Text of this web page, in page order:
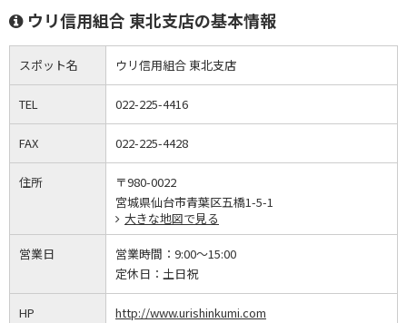
ウリ信用組合 東北支店の基本情報
スポット名 ウリ信用組合 東北支店
TEL 022-225-4416
FAX 022-225-4428
住所
〒980-0022
宮城県仙台市青葉区五橋1-5-1
大きな地図で見る
営業日 営業時間： 9:00～15:00
定休日： 土日祝
HP http://www.urishinkumi.com